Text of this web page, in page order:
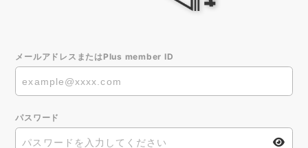
メールアドレスまたはPlus member ID
パスワード